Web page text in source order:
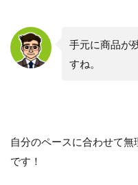
手元に商品が
すね。
自分のペースに合わせて
です！